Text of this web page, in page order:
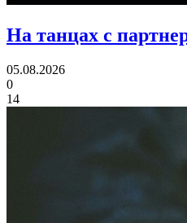
На танцах с
05.08.2026
0
14